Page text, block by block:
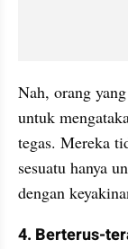
Nah, orang
untuk
tegas. Mereka
sesuatu hanya
dengan
4. Berterus-